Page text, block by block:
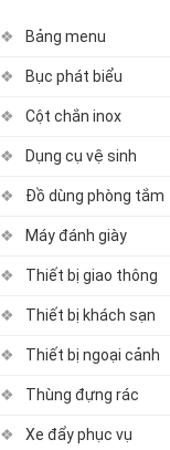
Bảng menu
Bục phát biểu
Cột chắn inox
Dụng cụ vệ sinh
Đồ dùng phòng tắm
Máy đánh giày
Thiết bị giao thông
Thiết bị khách sạn
Thiết bị ngoại cảnh
Thùng đựng rác
Xe đẩy phục vụ